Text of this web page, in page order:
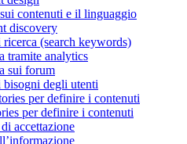
contenuti e il linguaggio
discovery
(search keywords)
tramite analytics
sui forum
degli utenti
per definire i contenuti
per definire i contenuti
accettazione